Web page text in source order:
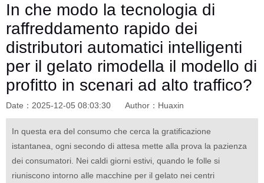
In che modo la tecnologia di
raffreddamento rapido dei
distributori automatici intelligenti
per il gelato rimodella il modello di
profitto in scenari ad alto traffico?
Date：2025-12-05 08:03:30 Author：Huaxin
In questa era del consumo che cerca la gratificazione
istantanea, ogni secondo di attesa mette alla prova la pazienza
dei consumatori. Nei caldi giorni estivi, quando le folle si
riuniscono intorno alle macchine per il gelato nei centri